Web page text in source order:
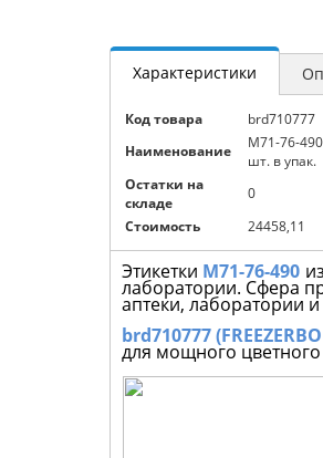
Характеристики
Код товара
brd710777
Наименование
M71-76-
шт. в упак.
Остатки на
складе
0
Стоимость
24458,11
Этикетки M71-76-490
лаборатории. Сфера
аптеки, лаборатории и
brd710777
для мощного